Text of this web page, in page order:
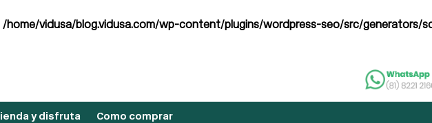
/home/vidusa/blog.vidusa.com/wp-content/plugins/wordpress-seo/src/generators/
y disfruta Como comprar